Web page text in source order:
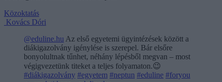
Közoktatás
Kovács Dóri
@eduline.hu Az első egyetemi ügyintézések között a
diákigazolvány igénylése is szerepel. Bár elsőre
bonyolultnak tűnhet, néhány lépésből megvan – most
végigvezetünk titeket a teljes folyamaton.😉
#diákigazolvány #egyetem #neptun #eduline #foryou